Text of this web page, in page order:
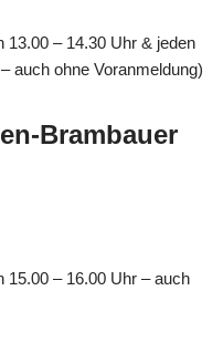
13.00 – 14.30 Uhr & jeden
auch ohne Voranmeldung)
Brambauer
15.00 – 16.00 Uhr – auch